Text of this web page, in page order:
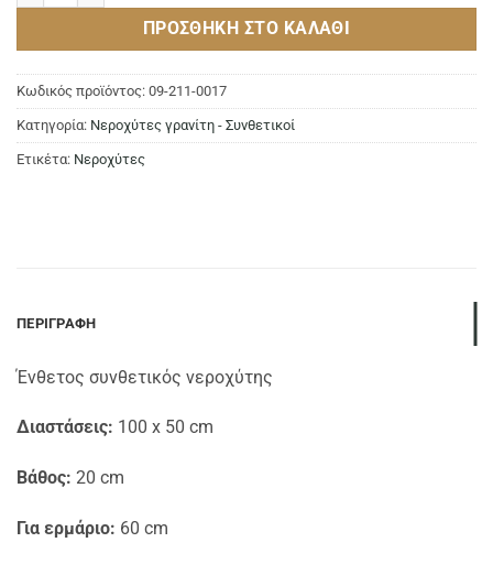
ΠΡΟΣΘΉΚΗ ΣΤΟ ΚΑΛΆΘΙ
Κωδικός προϊόντος: 09-211-0017
Κατηγορία: Νεροχύτες γρανίτη - Συνθετικοί
Ετικέτα: Νεροχύτες
ΠΕΡΙΓΡΑΦΉ
Ένθετος συνθετικός νεροχύτης
Διαστάσεις: 100 x 50 cm
Βάθος: 20 cm
Για ερμάριο: 60 cm